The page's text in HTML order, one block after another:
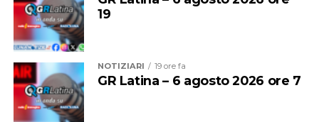
19
NOTIZIARI 19 ore fa
GR Latina – 6 agosto 2026 ore 7